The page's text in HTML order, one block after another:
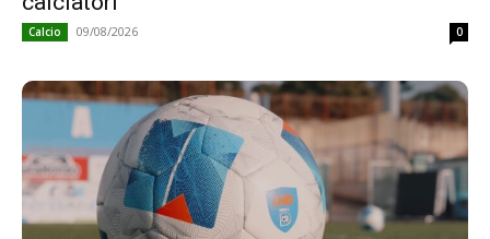
Calcio 09/08/2026 0